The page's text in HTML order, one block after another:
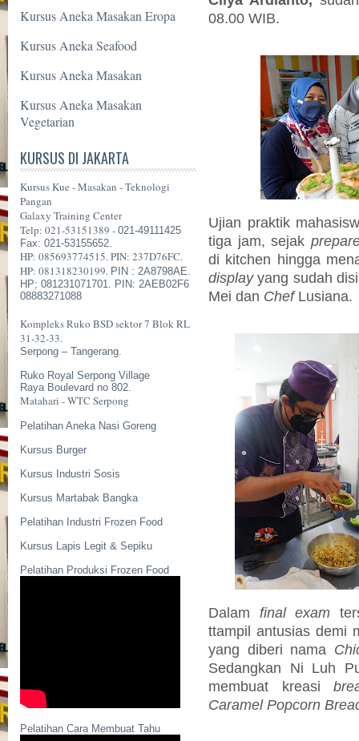
Kursus Aneka Masakan Eropa
Kursus Aneka Seafood
Kursus Aneka Masakan
Kursus Aneka Masakan
Vegetarian
KURSUS DI JAKARTA
Kursus Kue - Masakan - Teknologi
Pangan
Galaxy Training Center
Telp: 021-53151389 - 021-49111425
Fax: 021-53155652.
HP: 085693774515. PIN: 237D76FC.
HP: 081318230199. PIN : 2A8798AE.
HP; 081231071701. PIN: 2AEB02F6
08883271088
Kompleks Ruko BSD sektor 7 Blok RL
31-32-33.
Serpong – Tangerang.
Ruko Royal Serpong Village
Raya Boulevard no 802.
Matahari - WTC Serpong
Pelatihan Aneka Nasi Goreng
Kursus Burger
Kursus Industri Sosis
Kursus Martabak Bangka
Pelatihan Industri Frozen Food
Kursus Lapis Legit & Sepiku
Pelatihan Produksi Frozen Food
Pelatihan Cara Membuat Tahu
08.00 WIB.
Ujian praktik
tiga jam, sejak
di kitchen hingga
displayyang sudah
Mei dan ChefLusiana.
Dalam final exam
ttampil antusias demi
yang diberi nama
Sedangkan Ni Luh
membuat kreasi
Caramel Popcorn